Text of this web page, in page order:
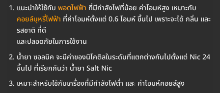
แนะนำให้ใช้กับ พอตไฟฟ้า ที่มีกำลังไฟที่น้อย ค่าโอมห์สูง เหมาะกับ
คอยล์บุหรี่ไฟฟ้า ที่ค่าโอมห์ตั้งแต่ 0.6 โอมห์ ขึ้นไป เพราะจะได้ กลิ่น และ
รสชาติ ที่ดี
และปลอดภัยในการใช้งาน
น้ำยา ซอลนิค จะมีค่าของนิโคติลในระดับที่แตกต่างกันไปตั้งแต่ Nic 24
ขึ้นไป ที่เรียกกันว่า น้ำยา Salt Nic
เหมาะสำหรับใช้กับเครื่องที่มีกำลังไฟต่ำ และ ค่าโอมห์คอยล์สูง